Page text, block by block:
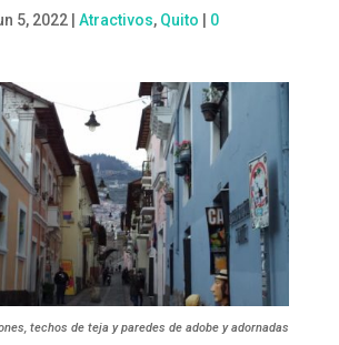
5, 2022| Atractivos, Quito
0
techos de teja y paredes de adobe y adornadas